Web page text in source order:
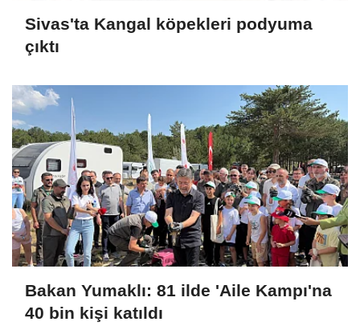
Sivas'ta Kangal köpekleri podyuma
çıktı
Bakan Yumaklı: 81 ilde 'Aile Kampı'na
40 bin kişi katıldı